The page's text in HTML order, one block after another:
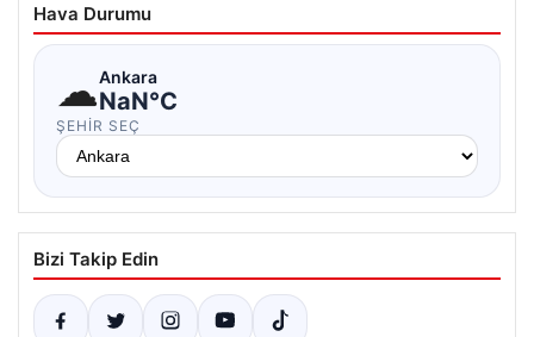
Hava Durumu
☁Ankara
NaN°C
ŞEHIR SEÇ
Bizi Takip Edin